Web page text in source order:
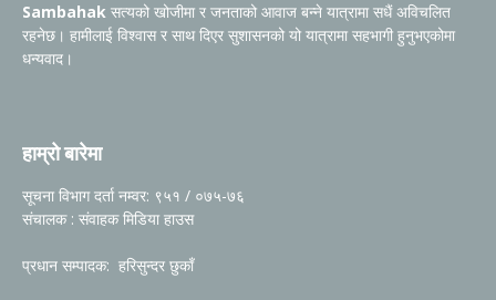
Sambahak सत्यको खोजीमा र जनताको आवाज बन्ने यात्रामा सधैं अविचलित
रहनेछ। हामीलाई विश्वास र साथ दिएर सुशासनको यो यात्रामा सहभागी हुनुभएकोमा
धन्यवाद।
हाम्रो बारेमा
सूचना विभाग दर्ता नम्वर: ९५१ / ०७५-७६
संचालक : संवाहक मिडिया हाउस
प्रधान सम्पादक: हरिसुन्दर छुकाँ